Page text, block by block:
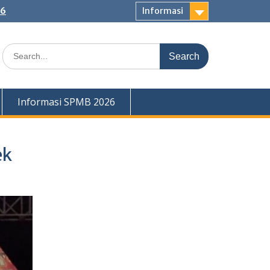
Informasi
Informasi SPMB 2026